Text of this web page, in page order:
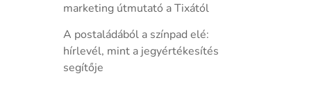
marketing útmutató a Tixától
A postaládából a színpad elé:
hírlevél, mint a jegyértékesítés
segítője